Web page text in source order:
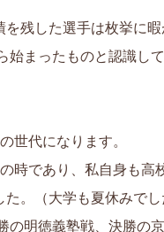
残した選手は枚挙に暇
まったものと認識して
世代になります。
時であり、私自身も
。（大学も夏休みで
明徳義塾戦、決勝の